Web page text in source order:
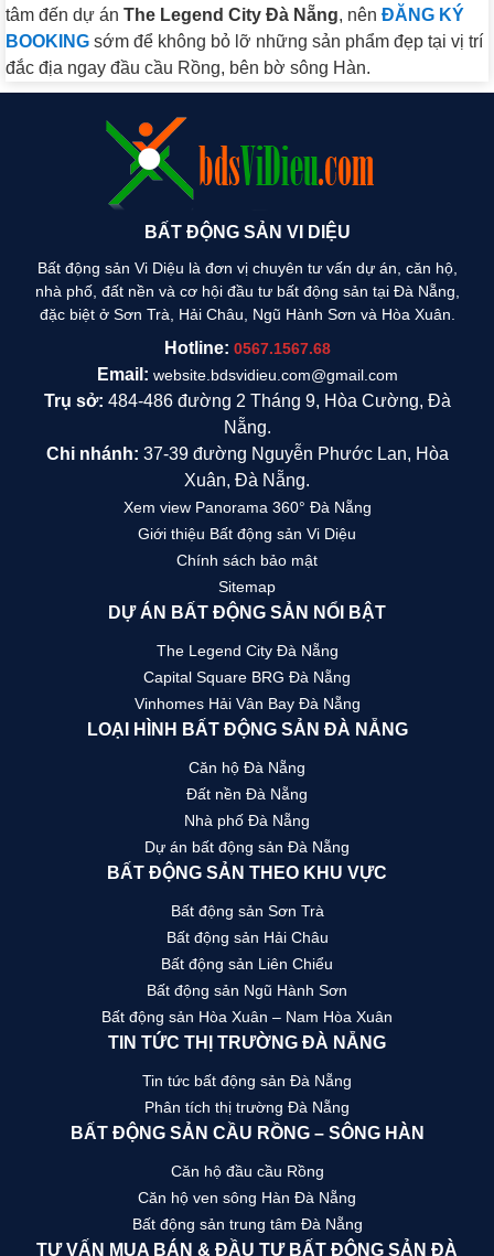
tâm đến dự án The Legend City Đà Nẵng, nên ĐĂNG KÝ
BOOKING sớm để không bỏ lỡ những sản phẩm đẹp tại vị trí
đắc địa ngay đầu cầu Rồng, bên bờ sông Hàn.
BẤT ĐỘNG SẢN VI DIỆU
Bất động sản Vi Diệu là đơn vị chuyên tư vấn dự án, căn hộ,
nhà phố, đất nền và cơ hội đầu tư bất động sản tại Đà Nẵng,
đặc biệt ở Sơn Trà, Hải Châu, Ngũ Hành Sơn và Hòa Xuân.
Hotline: 0567.1567.68
Email: website.bdsvidieu.com@gmail.com
Trụ sở: 484-486 đường 2 Tháng 9, Hòa Cường, Đà
Nẵng.
Chi nhánh: 37-39 đường Nguyễn Phước Lan, Hòa
Xuân, Đà Nẵng.
Xem view Panorama 360° Đà Nẵng
Giới thiệu Bất động sản Vi Diệu
Chính sách bảo mật
Sitemap
DỰ ÁN BẤT ĐỘNG SẢN NỔI BẬT
The Legend City Đà Nẵng
Capital Square BRG Đà Nẵng
Vinhomes Hải Vân Bay Đà Nẵng
LOẠI HÌNH BẤT ĐỘNG SẢN ĐÀ NẴNG
Căn hộ Đà Nẵng
Đất nền Đà Nẵng
Nhà phố Đà Nẵng
Dự án bất động sản Đà Nẵng
BẤT ĐỘNG SẢN THEO KHU VỰC
Bất động sản Sơn Trà
Bất động sản Hải Châu
Bất động sản Liên Chiểu
Bất động sản Ngũ Hành Sơn
Bất động sản Hòa Xuân – Nam Hòa Xuân
TIN TỨC THỊ TRƯỜNG ĐÀ NẴNG
Tin tức bất động sản Đà Nẵng
Phân tích thị trường Đà Nẵng
BẤT ĐỘNG SẢN CẦU RỒNG – SÔNG HÀN
Căn hộ đầu cầu Rồng
Căn hộ ven sông Hàn Đà Nẵng
Bất động sản trung tâm Đà Nẵng
TƯ VẤN MUA BÁN & ĐẦU TƯ BẤT ĐỘNG SẢN ĐÀ